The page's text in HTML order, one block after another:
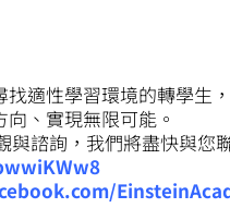
適性學習環境的轉學生，
、實現無限可能。
諮詢，我們將盡快與您